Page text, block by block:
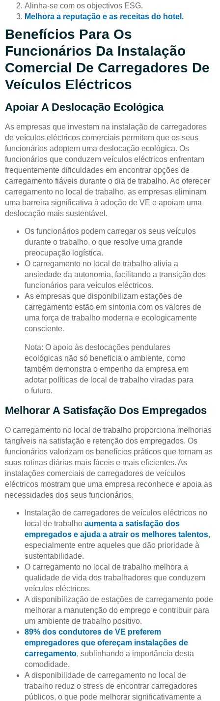
Alinha-se com os objectivos ESG.
Melhora a reputação e as receitas do hotel.
Benefícios Para Os
Funcionários Da Instalação
Comercial De Carregadores De
Veículos Eléctricos
Apoiar A Deslocação Ecológica
As empresas que investem na instalação de carregadores
de veículos eléctricos comerciais permitem que os seus
funcionários adoptem uma deslocação ecológica. Os
funcionários que conduzem veículos eléctricos enfrentam
frequentemente dificuldades em encontrar opções de
carregamento fiáveis durante o dia de trabalho. Ao oferecer
carregamento no local de trabalho, as empresas eliminam
uma barreira significativa à adoção de VE e apoiam uma
deslocação mais sustentável.
Os funcionários podem carregar os seus veículos
durante o trabalho, o que resolve uma grande
preocupação logística.
O carregamento no local de trabalho alivia a
ansiedade da autonomia, facilitando a transição dos
funcionários para veículos eléctricos.
As empresas que disponibilizam estações de
carregamento estão em sintonia com os valores de
uma força de trabalho moderna e ecologicamente
consciente.
Nota: O apoio às deslocações pendulares
ecológicas não só beneficia o ambiente, como
também demonstra o empenho da empresa em
adotar políticas de local de trabalho viradas para
o futuro.
Melhorar A Satisfação Dos Empregados
O carregamento no local de trabalho proporciona melhorias
tangíveis na satisfação e retenção dos empregados. Os
funcionários valorizam os benefícios práticos que tornam as
suas rotinas diárias mais fáceis e mais eficientes. As
instalações comerciais de carregadores de veículos
eléctricos mostram que uma empresa reconhece e apoia as
necessidades dos seus funcionários.
Instalação de carregadores de veículos eléctricos no
local de trabalho aumenta a satisfação dos
empregados e ajuda a atrair os melhores talentos,
especialmente entre aqueles que dão prioridade à
sustentabilidade.
O carregamento no local de trabalho melhora a
qualidade de vida dos trabalhadores que conduzem
veículos eléctricos.
A disponibilização de estações de carregamento pode
melhorar a manutenção do emprego e contribuir para
um ambiente de trabalho positivo.
89% dos condutores de VE preferem
empregadores que ofereçam instalações de
carregamento, sublinhando a importância desta
comodidade.
A disponibilidade de carregamento no local de
trabalho reduz o stress de encontrar carregadores
públicos, o que pode melhorar significativamente a